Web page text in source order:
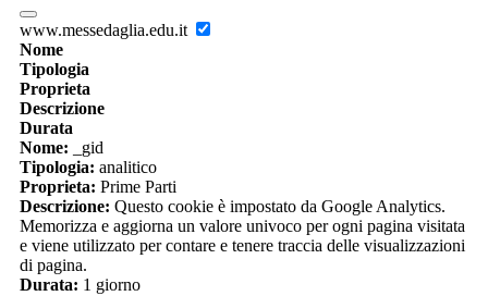
www.messedaglia.edu.it
Nome
Tipologia
Proprieta
Descrizione
Durata
Nome: _gid
Tipologia: analitico
Proprieta: Prime Parti
Descrizione: Questo cookie è impostato da Google Analytics.
Memorizza e aggiorna un valore univoco per ogni pagina visitata
e viene utilizzato per contare e tenere traccia delle visualizzazioni
di pagina.
Durata: 1 giorno